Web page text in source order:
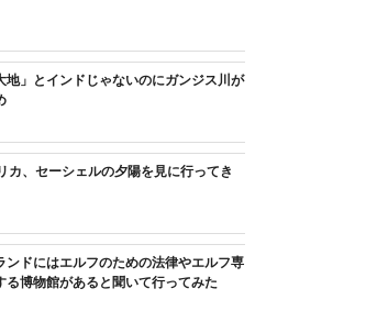
地」とインドじゃないのにガンジス川が
カ、セーシェルの夕陽を見に行ってき
ンドにはエルフのための法律やエルフ専
る博物館があると聞いて行ってみた